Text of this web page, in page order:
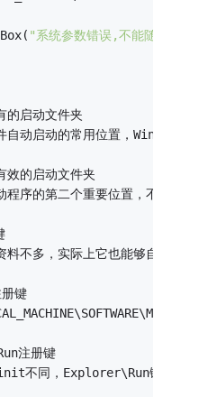
"系统参数错误,不能随系统启
的启动文件夹
自动启动的常用位置，Windows
效的启动文件夹
程序的第二个重要位置，不管用
料不多，实际上它也能够自
键
注册键
不同，Explorer\Run键在